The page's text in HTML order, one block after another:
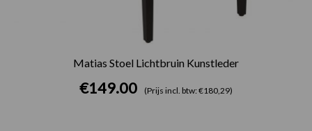
Matias Stoel Lichtbruin Kunstleder
€149.00 (Prijs incl. btw: €180,29)